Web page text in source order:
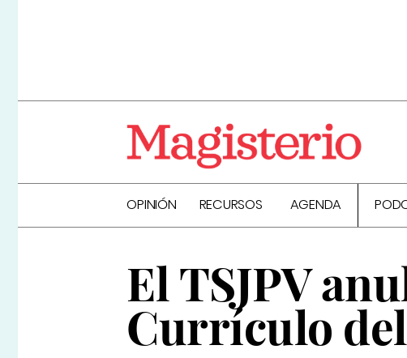
OPINIÓN RECURSOS AGENDA
El TSJPV
Currículo del